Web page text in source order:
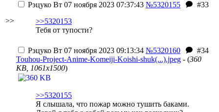
>>
Рэцуко Вт 07 ноября 2023 07:37:43 №5320155
#33
>>5320153
Тебя от тупости?
Рэцуко Вт 07 ноября 2023 09:13:34 №5320160
#34
Touhou-Project-Anime-Komeiji-Koishi-shuk(...).jpeg - (360
KB, 1061x1500)
>>5320155
Я слышала, что пожар можно тушить баками.